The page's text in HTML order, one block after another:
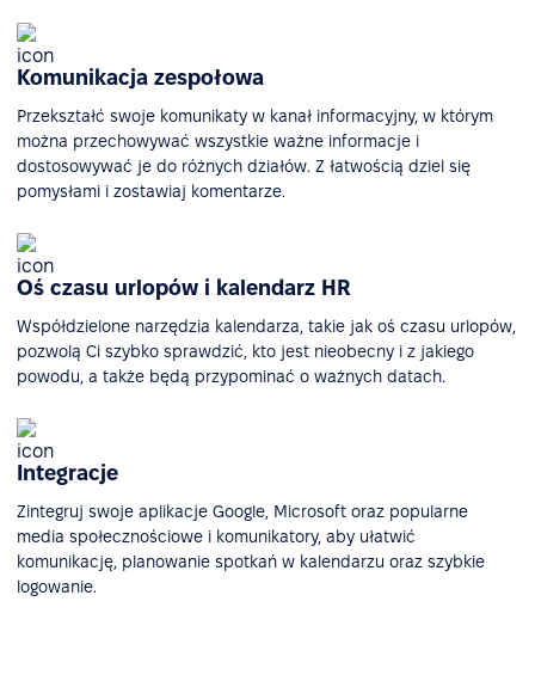
Komunikacja zespołowa
Przekształć swoje komunikaty w kanał informacyjny, w którym
można przechowywać wszystkie ważne informacje i
dostosowywać je do różnych działów. Z łatwością dziel się
pomysłami i zostawiaj komentarze.
Oś czasu urlopów i kalendarz HR
Współdzielone narzędzia kalendarza, takie jak oś czasu urlopów,
pozwolą Ci szybko sprawdzić, kto jest nieobecny i z jakiego
powodu, a także będą przypominać o ważnych datach.
Integracje
Zintegruj swoje aplikacje Google, Microsoft oraz popularne
media społecznościowe i komunikatory, aby ułatwić
komunikację, planowanie spotkań w kalendarzu oraz szybkie
logowanie.